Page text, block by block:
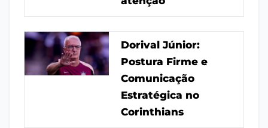
Dorival Júnior:
Postura Firme e
Comunicação
Estratégica no
Corinthians